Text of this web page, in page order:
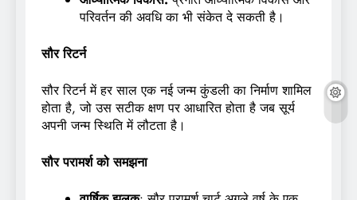
परिवर्तन की अवधि का भी संकेत दे सकती है।
सौर रिटर्न
सौर रिटर्न में हर साल एक नई जन्म कुंडली का निर्माण शामिल
होता है, जो उस सटीक क्षण पर आधारित होता है जब सूर्य
अपनी जन्म स्थिति में लौटता है।
सौर परामर्श को समझना